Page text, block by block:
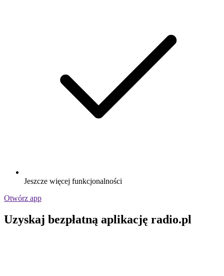
Jeszcze więcej funkcjonalności
Otwórz app
Uzyskaj bezpłatną aplikację radio.pl